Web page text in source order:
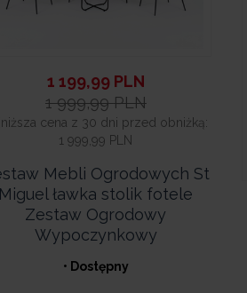
1 199,99 PLN
1 999,99 PLN
cena z 30 dni przed obniżką:
1 999,99 PLN
Mebli Ogrodowych St
Miguel ławka stolik fotele
Zestaw Ogrodowy
Wypoczynkowy
• Dostępny